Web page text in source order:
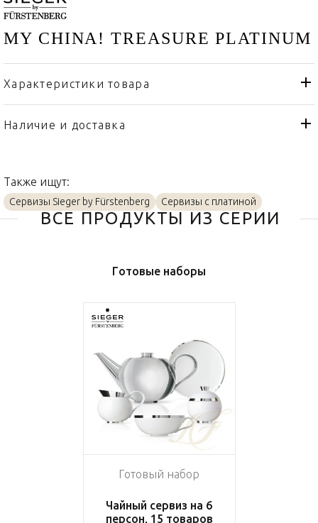
MY CHINA! TREASURE PLATINUM
Характеристики товара
Бренд
Sieger by Fürstenberg
Страна производителя
Наличие и доставка
Также ищут:
Сервизы Sieger by Fürstenberg Сервизы с платиной
ВСЕ ПРОДУКТЫ ИЗ СЕРИИ
Готовые наборы
Готовый набор
Чайный сервиз на 6
персон, 15 товаров